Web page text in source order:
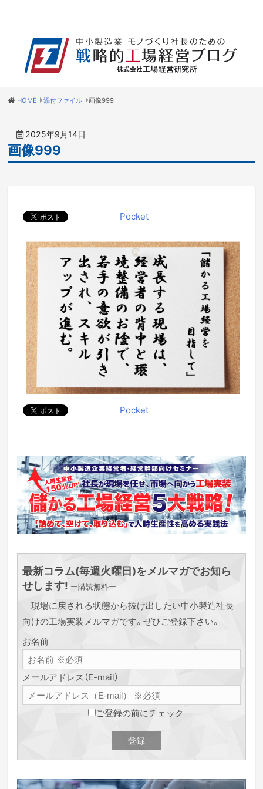
HOME 添付ファイル 画像999
2025年9月14日
画像999
Pocket
Pocket
最新コラム(毎週火曜日)をメルマガでお知ら
せします! ー購読無料ー
現場に戻される状態から抜け出したい中小製造社長
向けの工場実装メルマガです。ぜひご登録下さい。
お名前
メールアドレス（E-mail）
ご登録の前にチェック